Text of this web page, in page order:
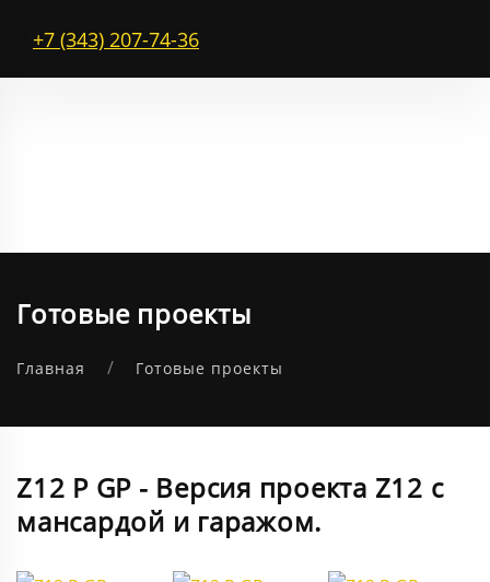
+7 (343) 207-74-36
Готовые проекты
Главная Готовые проекты
Z12 P GP - Версия проекта Z12 с
мансардой и гаражом.